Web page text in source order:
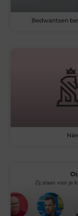
Bedwantsen